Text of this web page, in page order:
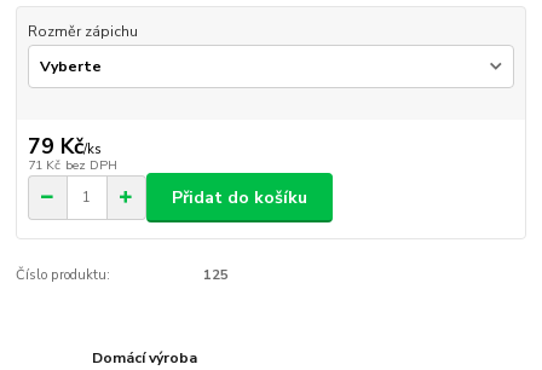
Rozměr zápichu
79 Kč/ks
71 Kč bez DPH
Přidat do košíku
Číslo produktu: 125
Domácí výroba